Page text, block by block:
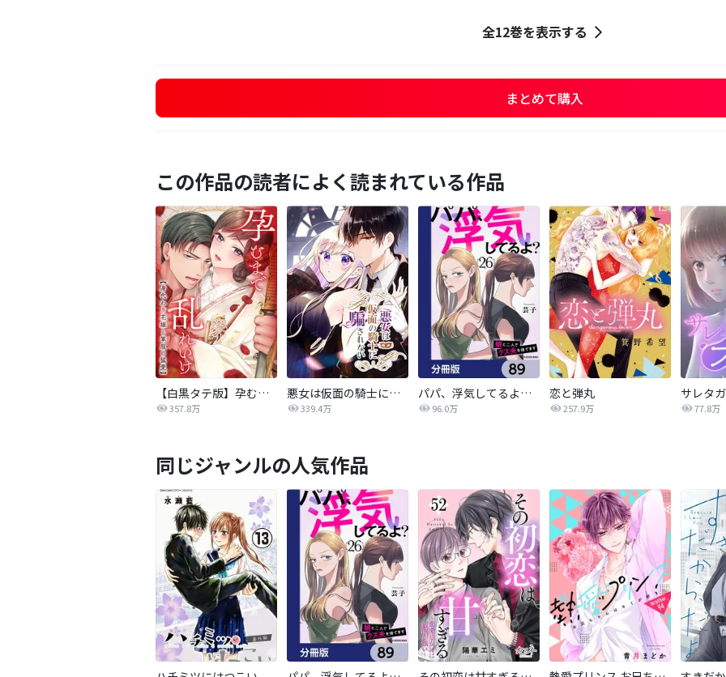
全12巻を表示する
まとめて購入
この作品の読者によく読まれている作品
【白黒タテ版】孕むまで乱れいけ～身代わり花嫁と軍服の猛愛
357.8万
悪女は仮面の騎士に騙されない
339.4万
パパ、浮気してるよ？娘と二人でクズ夫を捨てます【分冊版】
96.0万
恋と弾丸
257.9万 77.8万
同じジャンルの人気作品